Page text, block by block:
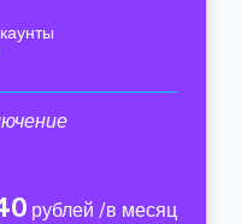
рублей /в месяц